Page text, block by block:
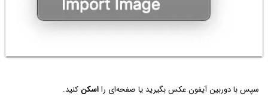
سپس با دوربین آیفون عکس بگیرید یا صفحه‌ای رااسکنکنید.